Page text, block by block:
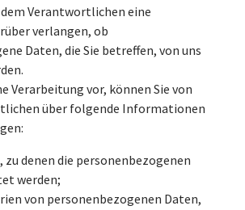
Verantwortlichen eine
verlangen, ob
Daten, die Sie betreffen, von uns
Verarbeitung vor, können Sie von
über folgende Informationen
denen die personenbezogenen
werden;
von personenbezogenen Daten,